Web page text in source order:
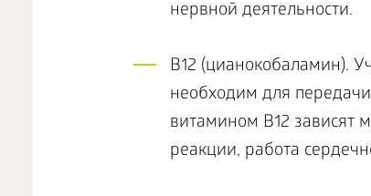
нервной деятельности.
В12 (цианокобаламин).
необходим для
витамином В12
реакции, работа